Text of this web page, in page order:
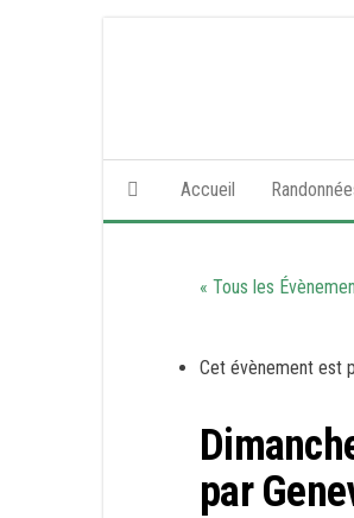
Accueil
« Tous les
Cet évènement est
par